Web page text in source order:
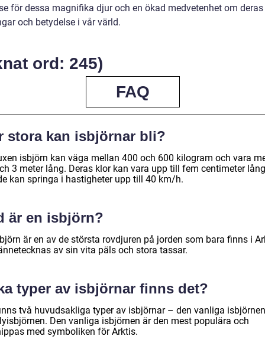
för dessa magnifika djur och en ökad medvetenhet om deras
och betydelse i vår värld.
ord: 245)
FAQ
stora kan isbjörnar bli?
isbjörn kan väga mellan 400 och 600 kilogram och vara
3 meter lång. Deras klor kan vara upp till fem centimeter
kan springa i hastigheter upp till 40 km/h.
är en isbjörn?
är en av de största rovdjuren på jorden som bara finns i
av sin vita päls och stora tassar.
typer av isbjörnar finns det?
två huvudsakliga typer av isbjörnar – den vanliga
Den vanliga isbjörnen är den mest populära och
med symboliken för Arktis.